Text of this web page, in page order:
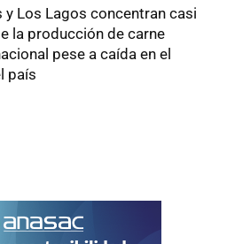
y Los Lagos concentran casi
la producción de carne
pese a caída en el
país